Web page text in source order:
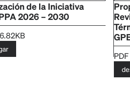
de la Iniciativa
2026 – 2030